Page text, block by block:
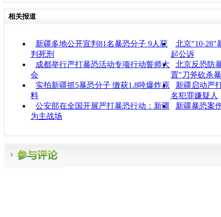
相关报道
新疆多地公开宣判81名暴恐分子 9人获
判死刑
北京"10·28"
起公诉
成都举行严打暴恐活动专项行动誓师大
会
北京反恐防
置"刀斧砍杀
实拍新疆抓5暴恐分子 缴获1.8吨爆炸原
料
新疆启动严
名犯罪嫌疑人
公安部在全国开展严打暴恐行动：新疆
为主战场
新疆暴恐案